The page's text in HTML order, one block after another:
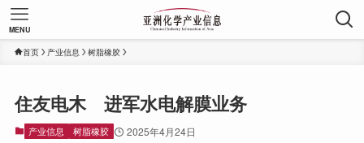
MENU
首页 产业信息 树脂橡胶
住友电木 进军水电解膜业务
产业信息 树脂橡胶 2025年4月24日